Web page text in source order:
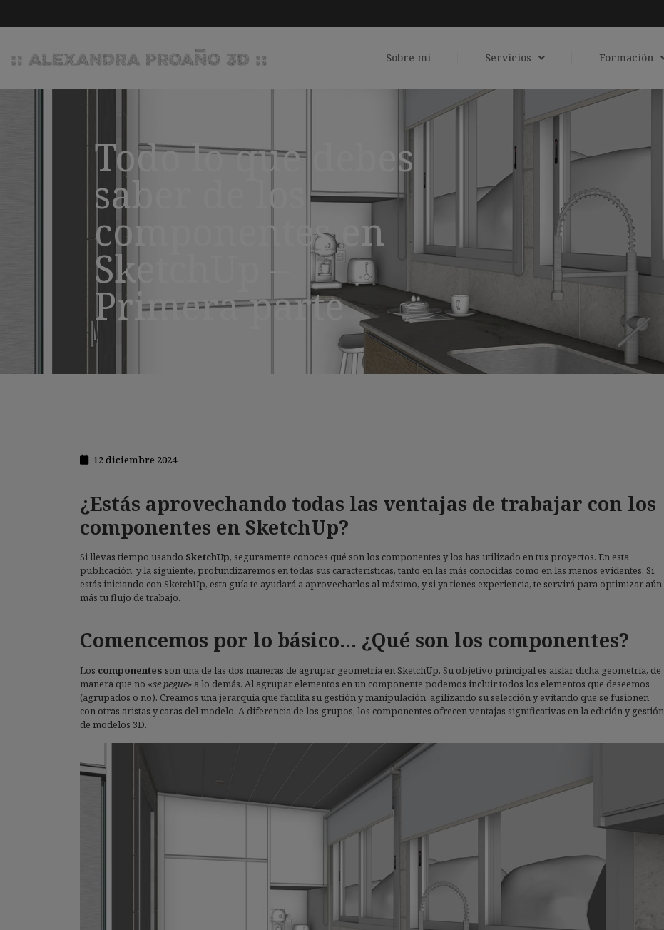
Sobre mí Servicios Formación
Todo lo que debes
saber de los
componentes en
SketchUp –
Primera parte
12 diciembre 2024
¿Estás aprovechando todas las ventajas de trabajar con los
componentes en SketchUp?
Si llevas tiempo usando SketchUp, seguramente conoces qué son los componentes y los has utilizado en tus proyectos. En esta
publicación, y la siguiente, profundizaremos en todas sus características, tanto en las más conocidas como en las menos evidentes. Si
estás iniciando con SketchUp, esta guía te ayudará a aprovecharlos al máximo, y si ya tienes experiencia, te servirá para optimizar aún
más tu flujo de trabajo.
Comencemos por lo básico… ¿Qué son los componentes?
Los componentes son una de las dos maneras de agrupar geometría en SketchUp. Su objetivo principal es aislar dicha geometría, de
manera que no «se pegue» a lo demás. Al agrupar elementos en un componente podemos incluir todos los elementos que deseemos
(agrupados o no). Creamos una jerarquía que facilita su gestión y manipulación, agilizando su selección y evitando que se fusionen
con otras aristas y caras del modelo. A diferencia de los grupos, los componentes ofrecen ventajas significativas en la edición y gestión
de modelos 3D.